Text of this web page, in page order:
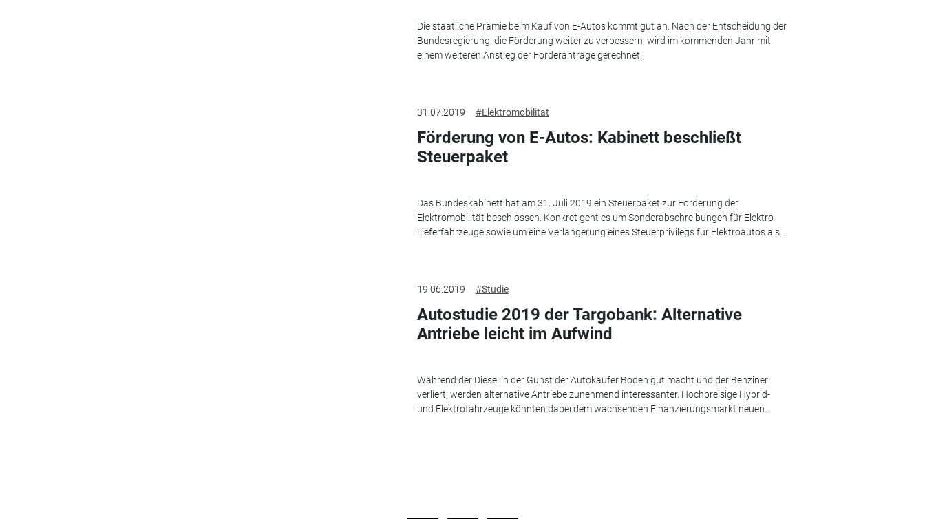
Die staatliche Prämie beim Kauf von E-Autos kommt gut an. Nach der Entscheidung der
Bundesregierung, die Förderung weiter zu verbessern, wird im kommenden Jahr mit
einem weiteren Anstieg der Förderanträge gerechnet.
31.07.2019 #Elektromobilität
Förderung von E-Autos: Kabinett beschließt
Steuerpaket
Das Bundeskabinett hat am 31. Juli 2019 ein Steuerpaket zur Förderung der
Elektromobilität beschlossen. Konkret geht es um Sonderabschreibungen für Elektro-
Lieferfahrzeuge sowie um eine Verlängerung eines Steuerprivilegs für Elektroautos als...
19.06.2019 #Studie
Autostudie 2019 der Targobank: Alternative
Antriebe leicht im Aufwind
Während der Diesel in der Gunst der Autokäufer Boden gut macht und der Benziner
verliert, werden alternative Antriebe zunehmend interessanter. Hochpreisige Hybrid-
und Elektrofahrzeuge könnten dabei dem wachsenden Finanzierungsmarkt neuen...